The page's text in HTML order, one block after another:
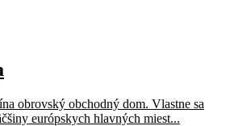
obrovský obchodný dom. Vlastne sa
európskych hlavných miest...